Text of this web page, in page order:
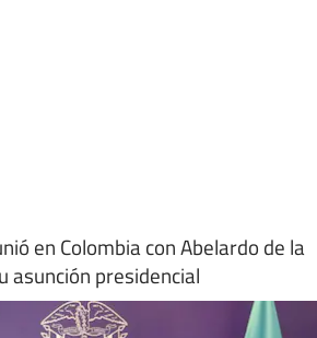
en Colombia con Abelardo de la
asunción presidencial